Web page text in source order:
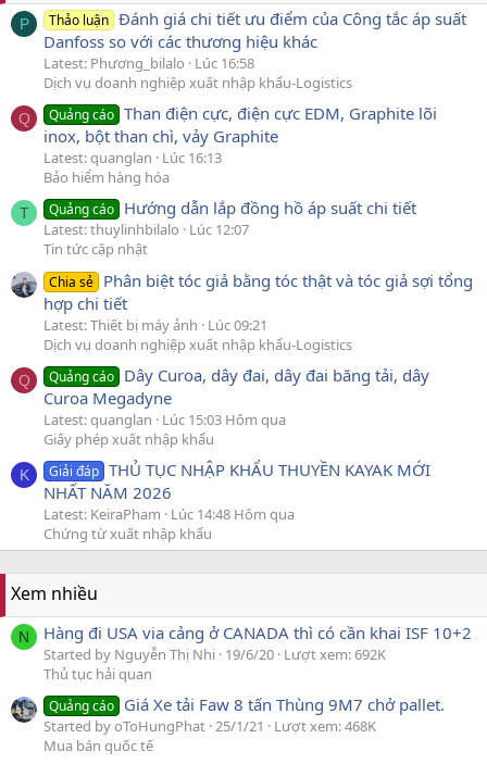
P Thảo luận Đánh giá chi tiết ưu điểm của Công tắc áp suất
Danfoss so với các thương hiệu khác
Latest: Phương_bilalo
Lúc 16:58
Dịch vụ doanh nghiệp xuất nhập khẩu-Logistics
Q Quảng cáo Than điện cực, điện cực EDM, Graphite lõi
inox, bột than chì, vảy Graphite
Latest: quanglan
Lúc 16:13
Bảo hiểm hàng hóa
T Quảng cáo Hướng dẫn lắp đồng hồ áp suất chi tiết
Latest: thuylinhbilalo
Lúc 12:07
Tin tức cập nhật
Chia sẻ Phân biệt tóc giả bằng tóc thật và tóc giả sợi tổng
hợp chi tiết
Latest: Thiết bị máy ảnh
Lúc 09:21
Dịch vụ doanh nghiệp xuất nhập khẩu-Logistics
Q Quảng cáo Dây Curoa, dây đai, dây đai băng tải, dây
Curoa Megadyne
Latest: quanglan
Lúc 15:03 Hôm qua
Giấy phép xuất nhập khẩu
K Giải đáp THỦ TỤC NHẬP KHẨU THUYỀN KAYAK MỚI
NHẤT NĂM 2026
Latest: KeiraPham
Lúc 14:48 Hôm qua
Chứng từ xuất nhập khẩu
Xem nhiều
N Hàng đi USA via cảng ở CANADA thì có cần khai ISF 10+2
Started by Nguyễn Thị Nhi 19/6/20 Lượt xem: 692K
Thủ tục hải quan
Quảng cáo Giá Xe tải Faw 8 tấn Thùng 9M7 chở pallet.
Started by oToHungPhat 25/1/21
Lượt xem: 468K
Mua bán quốc tế